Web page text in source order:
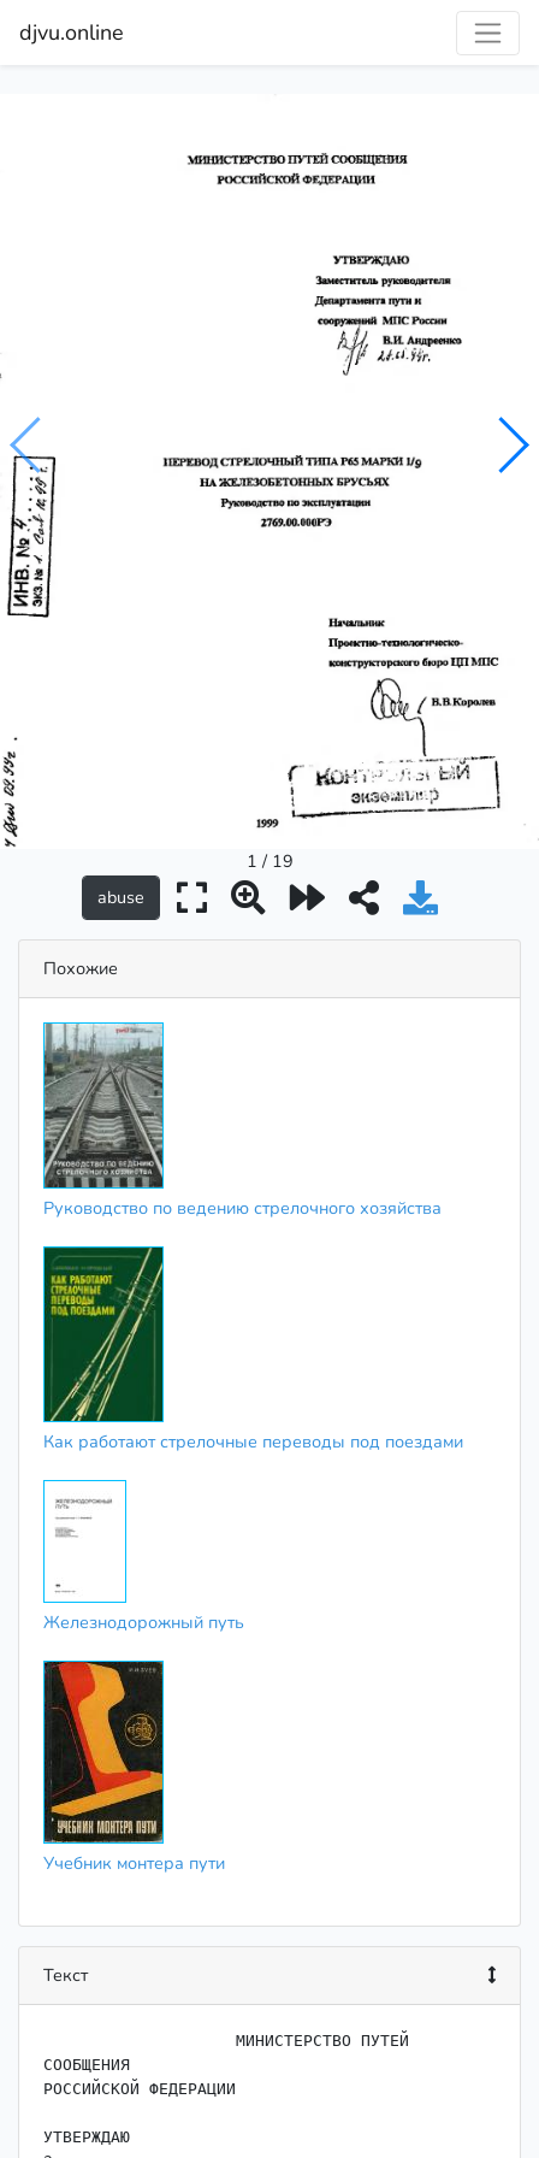
djvu.online
1 / 19
Похожие
Руководство по ведению стрелочного хозяйства
Как работают стрелочные переводы под поездами
Железнодорожный путь
Учебник монтера пути
Текст
СООБЩЕНИЯ
РОССИЙСКОЙ ФЕДЕРАЦИИ
УТВЕРЖДАЮ